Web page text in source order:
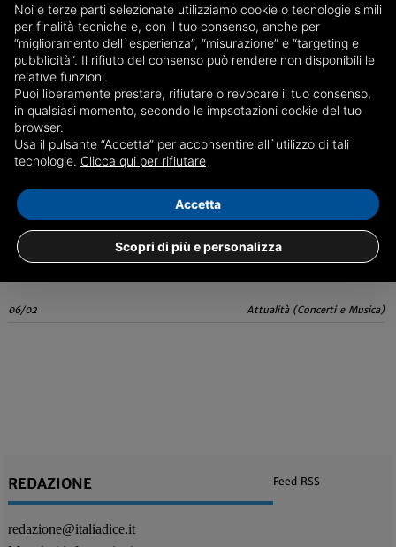
Geolier innamorato, chi è la fidanzata
Tutte le informazioni sulla relazione del cantante che parteciperà a
Sanremo 2024
06/02 Attualità (Concerti e Musica)
REDAZIONE
redazione@italiadice.it
Feed RSS
Noi e terze parti selezionate utilizziamo cookie o tecnologie simili
per finalità tecniche e, con il tuo consenso, anche per
“miglioramento dell`esperienza”, “misurazione” e “targeting e
pubblicità”. Il rifiuto del consenso può rendere non disponibili le
relative funzioni.
Puoi liberamente prestare, rifiutare o revocare il tuo consenso,
in qualsiasi momento, secondo le impsotazioni cookie del tuo
browser.
Usa il pulsante “Accetta” per acconsentire all`utilizzo di tali
tecnologie. Clicca qui per rifiutare
Scopri di più e personalizza
Accetta